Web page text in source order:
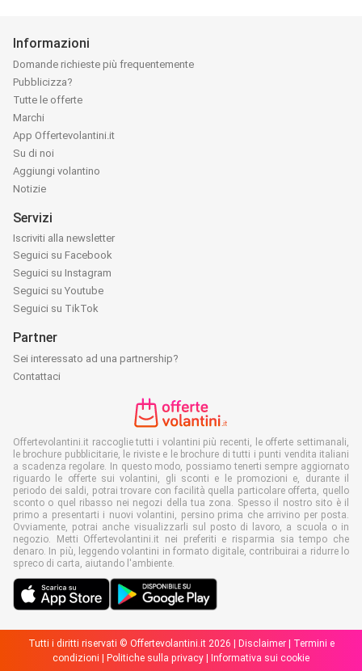
Informazioni
Domande richieste più frequentemente
Pubblicizza?
Tutte le offerte
Marchi
App Offertevolantini.it
Su di noi
Aggiungi volantino
Notizie
Servizi
Iscriviti alla newsletter
Seguici su Facebook
Seguici su Instagram
Seguici su Youtube
Seguici su TikTok
Partner
Sei interessato ad una partnership?
Contattaci
Offertevolantini.it raccoglie tutti i volantini più recenti, le offerte settimanali,
le brochure pubblicitarie, le riviste e le brochure di tutti i punti vendita italiani
a scadenza regolare. In questo modo, possiamo tenerti sempre aggiornato
riguardo le offerte sui volantini, gli sconti e le promozioni e, durante il
periodo dei saldi, potrai trovare con facilità quella particolare offerta, quello
sconto o quel ribasso nei negozi della tua zona. Spesso il nostro sito è il
primo a presentarti i nuovi volantini, persino prima che arrivino per posta.
Ovviamente, potrai anche visualizzarli sul posto di lavoro, a scuola o in
negozio. Metti Offertevolantini.it nei preferiti e risparmia sia tempo che
denaro. In più, leggendo volantini in formato digitale, contribuirai a ridurre lo
spreco di carta, aiutando l'ambiente.
Tutti i diritti riservati © Offertevolantini.it 2026 | Disclaimer|
Termini e
condizioni
Politiche sulla privacy Informativa sui cookie